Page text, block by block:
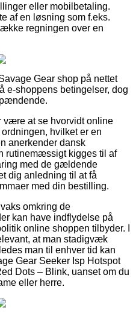
eller mobilbetaling.
af en løsning som f.eks.
regningen over en
Gear shop på nettet
e-shoppens betingelser, dog
være at se hvorvidt online
hvilket er en
anerkender dansk
rutinemæssigt kigges til af
med de gældende
dig anledning til at få
med din bestilling.
omkring de
kan have indflydelse på
online shoppen tilbyder. I
at man stadigvæk
man til enhver tid kan
Gear Seeker Isp Hotspot
Dots – Blink, uanset om du
eller herre.